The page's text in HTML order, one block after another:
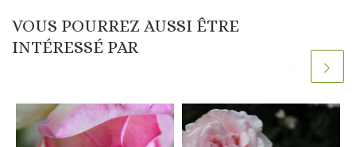
VOUS POURREZ AUSSI ÊTRE
INTÉRESSÉ PAR